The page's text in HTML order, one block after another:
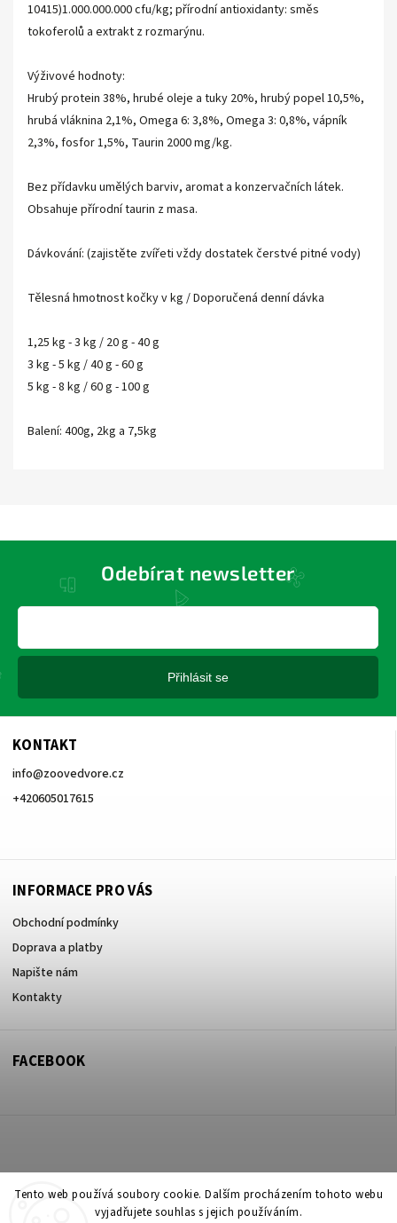
Tento web používá soubory cookie. Dalším procházením tohoto webu
vyjadřujete souhlas s jejich používáním.
10415)1.000.000.000 cfu/kg; přírodní antioxidanty: směs
tokoferolů a extrakt z rozmarýnu.
Výživové hodnoty:
Hrubý protein 38%, hrubé oleje a tuky 20%, hrubý popel 10,5%,
hrubá vláknina 2,1%, Omega 6: 3,8%, Omega 3: 0,8%, vápník
2,3%, fosfor 1,5%, Taurin 2000 mg/kg.
Bez přídavku umělých barviv, aromat a konzervačních látek.
Obsahuje přírodní taurin z masa.
Dávkování: (zajistěte zvířeti vždy dostatek čerstvé pitné vody)
Tělesná hmotnost kočky v kg / Doporučená denní dávka
1,25 kg - 3 kg / 20 g - 40 g
3 kg - 5 kg / 40 g - 60 g
5 kg - 8 kg / 60 g - 100 g
Balení: 400g, 2kg a 7,5kg
KONTAKT
info@zoovedvore.cz
+420605017615
INFORMACE PRO VÁS
Obchodní podmínky
Doprava a platby
Napište nám
Kontakty
Odebírat newsletter
Přihlásit se
FACEBOOK
Copyright 2026 ZOO ve dvoře Praha 5. Všechna práva vyhrazena.